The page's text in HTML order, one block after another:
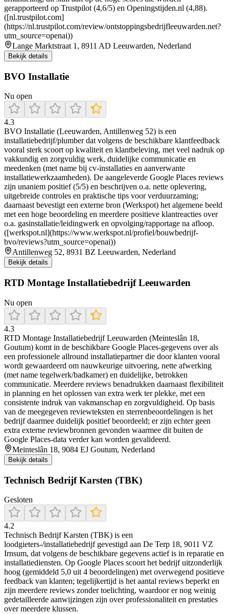
gerapporteerd op Trustpilot (4,6/5) en Openingstijden.nl (4,88).
([nl.trustpilot.com]
(https://nl.trustpilot.com/review/ontstoppingsbedrijfleeuwarden.net?
utm_source=openai))
Lange Marktstraat 1, 8911 AD Leeuwarden, Nederland
Bekijk details
BVO Installatie
Nu open
4.3
BVO Installatie (Leeuwarden, Antillenweg 52) is een
installatiebedrijf/plumber dat volgens de beschikbare klantfeedback
vooral sterk scoort op kwaliteit en klantbeleving, met veel nadruk op
vakkundig en zorgvuldig werk, duidelijke communicatie en
meedenken (met name bij cv-installaties en aanverwante
installatiewerkzaamheden). De aangeleverde Google Places reviews
zijn unaniem positief (5/5) en beschrijven o.a. nette oplevering,
uitgebreide controles en praktische tips voor verduurzaming;
daarnaast bevestigt een externe bron (Werkspot) het algemene beeld
met een hoge beoordeling en meerdere positieve klantreacties over
o.a. gasinstallatie/leidingwerk en opvolging/rapportage na afloop.
([werkspot.nl](https://www.werkspot.nl/profiel/bouwbedrijf-
bvo/reviews?utm_source=openai))
Antillenweg 52, 8931 BZ Leeuwarden, Nederland
Bekijk details
RTD Montage Installatiebedrijf Leeuwarden
Nu open
4.3
RTD Montage Installatiebedrijf Leeuwarden (Meinteslân 18,
Goutum) komt in de beschikbare Google Places-gegevens over als
een professionele allround installatiepartner die door klanten vooral
wordt gewaardeerd om nauwkeurige uitvoering, nette afwerking
(met name tegelwerk/badkamer) en duidelijke, betrokken
communicatie. Meerdere reviews benadrukken daarnaast flexibiliteit
in planning en het oplossen van extra werk ter plekke, met een
consistente indruk van vakmanschap en zorgvuldigheid. Op basis
van de meegegeven reviewteksten en sterrenbeoordelingen is het
bedrijf daarmee duidelijk positief beoordeeld; er zijn echter geen
extra externe reviewbronnen gevonden waarmee dit buiten de
Google Places-data verder kan worden gevalideerd.
Meinteslân 18, 9084 EJ Goutum, Nederland
Bekijk details
Technisch Bedrijf Karsten (TBK)
Gesloten
4.2
Technisch Bedrijf Karsten (TBK) is een
loodgieters-/installatiebedrijf gevestigd aan De Terp 18, 9011 VZ
Irnsum, dat volgens de beschikbare gegevens actief is in reparatie en
installatiediensten. Op Google Places scoort het bedrijf uitzonderlijk
hoog (gemiddeld 5,0 uit 4 beoordelingen) met overwegend positieve
feedback van klanten; tegelijkertijd is het aantal reviews beperkt en
zijn meerdere reviews zonder toelichting, waardoor er nog weinig
gedetailleerde aanwijzingen zijn over professionaliteit en prestaties
over meerdere klussen.